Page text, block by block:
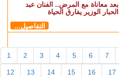
بعد معاناة مع المرض.. الفنان عبد
الحبار الوزير يفارق الحياة
التفاصيل...
1 2 3 4 5 6 7
12 13 14 15 16 17